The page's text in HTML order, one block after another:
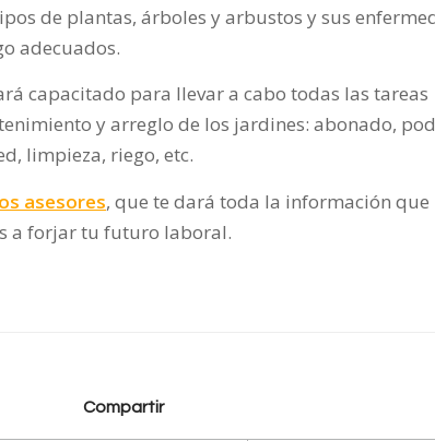
de plantas, árboles y arbustos y sus
adecuados.
capacitado para llevar a cabo todas las tareas
y arreglo de los jardines: abonado,
limpieza, riego, etc.
asesores, que te dará toda la información que
a forjar tu futuro laboral.
Compartir